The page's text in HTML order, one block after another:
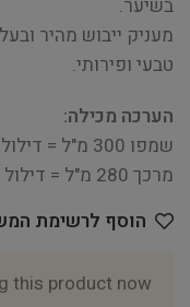
בשיער.
מעניק ייבוש מהיר
טבעי ופירותי.
הערכה מכילה:
שמפו 300 מ"ל = דילול 10:1
מרכך 280 מ"ל = דילול 4:1
הוסף לרשימת
this product now!